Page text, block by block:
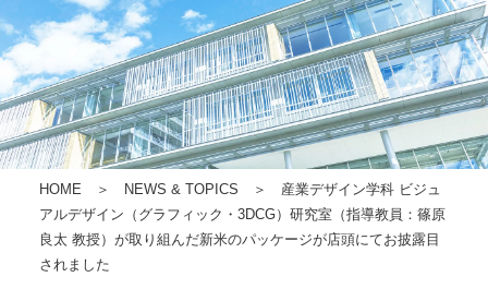
HOME ＞ NEWS & TOPICS ＞ 産業デザイン学科 ビジュ
アルデザイン（グラフィック・3DCG）研究室（指導教員：篠原
良太 教授）が取り組んだ新米のパッケージが店頭にてお披露目
されました